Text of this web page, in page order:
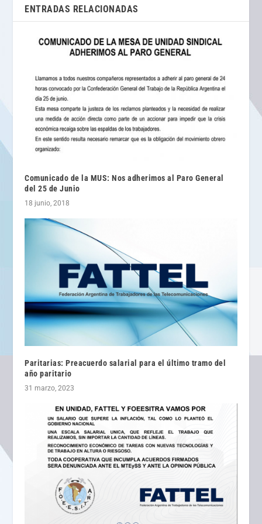
ENTRADAS RELACIONADAS
Comunicado de la MUS: Nos adherimos al Paro General
del 25 de Junio
18 junio, 2018
Paritarias: Preacuerdo salarial para el último tramo del
año paritario
31 marzo, 2023